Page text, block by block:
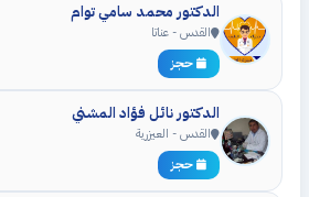
الدكتور محمد سامي توام
القدس - عناتا
حجز
الدكتور نائل فؤاد المشني
القدس - العيزرية
حجز